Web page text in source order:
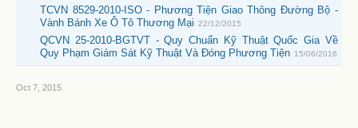
TCVN 8529-2010-ISO - Phương Tiện Giao Thông Đường Bộ -
Vành Bánh Xe Ô Tô Thương Mại 22/12/2015
QCVN 25-2010-BGTVT - Quy Chuẩn Kỹ Thuật Quốc Gia Về
Quy Phạm Giám Sát Kỹ Thuật Và Đóng Phương Tiện 15/06/2016
Oct 7, 2015